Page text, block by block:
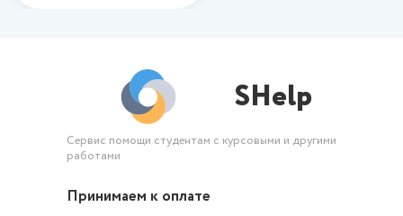
SHelp
Сервис помощи студентам с курсовыми и другими
работами
Принимаем к оплате